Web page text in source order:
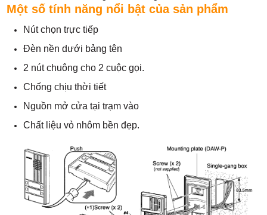
Một số tính năng nổi bật của sản phẩm
Nút chọn trực tiếp
Đèn nền dưới bảng tên
2 nút chuông cho 2 cuộc gọi.
Chống chịu thời tiết
Nguồn mở cửa tại trạm vào
Chất liệu vỏ nhôm bền đẹp.